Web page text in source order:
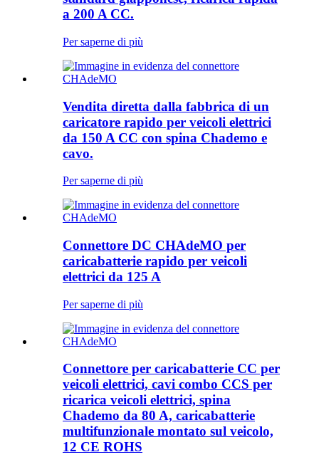
a 200 A CC.
Per saperne di più
Vendita diretta dalla fabbrica di un
caricatore rapido per veicoli elettrici
da 150 A CC con spina Chademo e
cavo.
Per saperne di più
Connettore DC CHAdeMO per
caricabatterie rapido per veicoli
elettrici da 125 A
Per saperne di più
Connettore per caricabatterie CC per
veicoli elettrici, cavi combo CCS per
ricarica veicoli elettrici, spina
Chademo da 80 A, caricabatterie
multifunzionale montato sul veicolo,
12 CE ROHS